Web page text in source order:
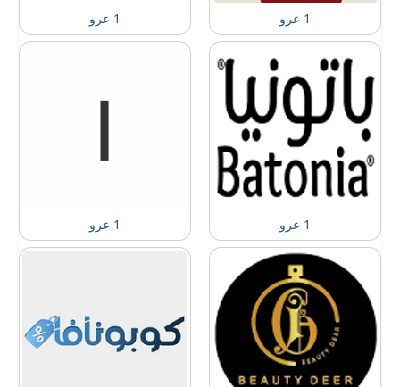
1 عرو 1 عرو
1 عرو 1 عرو